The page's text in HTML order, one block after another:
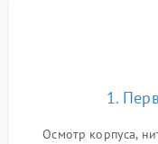
1.
Осмотр корпуса,